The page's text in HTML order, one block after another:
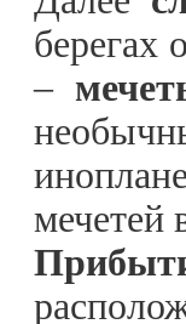
берегах
–
мечетей